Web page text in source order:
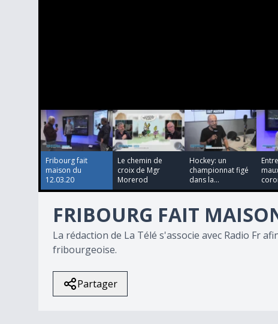
0
seconds
of
26
minutes,
25
secondsVolume
90%
Fribourg fait
maison du
12.03.20
Le chemin de
croix de Mgr
Morerod
Hockey: un
championnat figé
dans la...
FRIBOURG FAIT
La rédaction de La Télé s'associe avec Radio Fr
fribourgeoise.
Partager